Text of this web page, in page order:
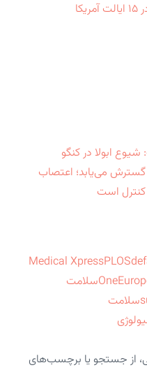
ابولا در کنگو
گسترش می‌یابد؛ اعتصاب
کنترل است
Medical XpressPLOS
Oneسلامت
سلامت
از جستجو یا برچسب‌های